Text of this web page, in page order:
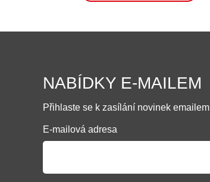
NABÍDKY E-MAILEM
Přihlaste se k zasílání novinek emailem
E-mailová adresa